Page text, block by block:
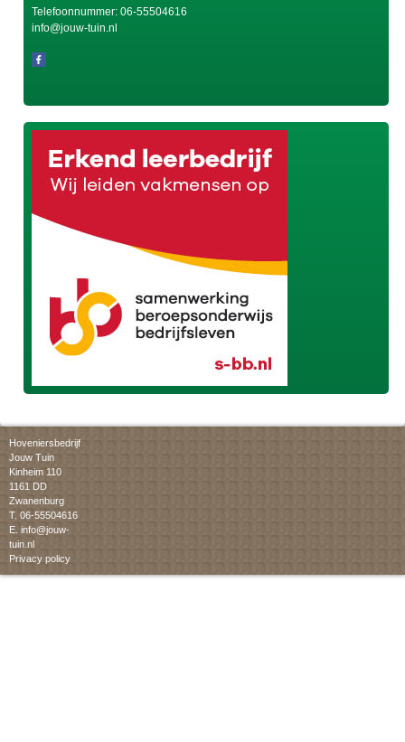
Telefoonnummer: 06-55504616
info@jouw-tuin.nl
Hoveniersbedrijf
Jouw Tuin
Kinheim 110
1161 DD
Zwanenburg
T. 06-55504616
E. info@jouw-
tuin.nl
Privacy policy